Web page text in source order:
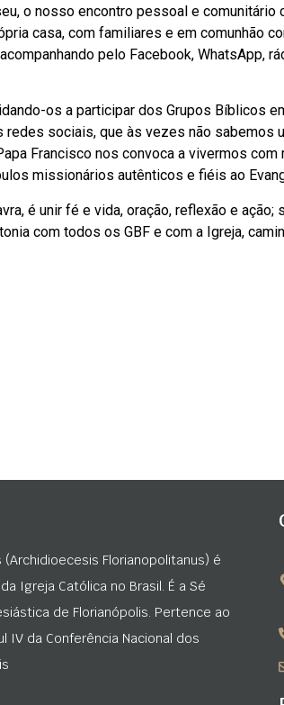
o nosso encontro pessoal e comunitário
casa, com familiares e em comunhão
pelo Facebook, WhatsApp,
os a participar dos Grupos Bíblicos
sociais, que às vezes não sabemos
Francisco nos convoca a vivermos com
missionários autênticos e fiéis ao
é unir fé e vida, oração, reflexão e ação;
com todos os GBF e com a Igreja,
Florianopolitanus) é
Igreja Católica no Brasil. É a Sé
de Florianópolis. Pertence ao
IV da Conferência Nacional dos